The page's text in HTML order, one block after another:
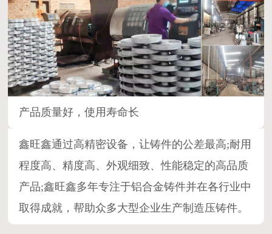
产品质量好，使用寿命长
鑫旺鑫通过高精密设备，让铸件的公差最高;耐用
程度高、精度高、外观细致、性能稳定的高品质
产品;鑫旺鑫多年专注于铝合金铸件并在各行业中
取得成就，帮助众多大型企业生产制造压铸件。